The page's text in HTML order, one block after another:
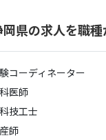
岡県の求人を職
コーディネーター
医師
技工士
師